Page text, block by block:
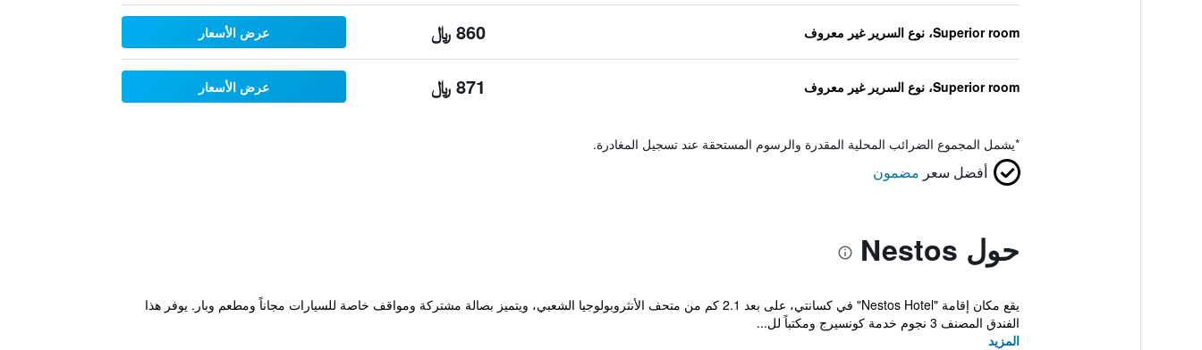
Superior room، نوع السرير غير معروف 860 ﷼ عرض الأسعار
Superior room، نوع السرير غير معروف 871 ﷼ عرض الأسعار
*يشمل المجموع الضرائب المحلية المقدرة والرسوم المستحقة عند تسجيل المغادرة.
أفضل سعر مضمون
حول Nestos
يقع مكان إقامة "Nestos Hotel" في كسانتي، على بعد 2.1 كم من متحف الأنثروبولوجيا الشعبي، ويتميز بصالة مشتركة ومواقف خاصة للسيارات مجاناً ومطعم وبار. يوفر هذا
الفندق المصنف 3 نجوم خدمة كونسيرج ومكتباً لل...
المزيد